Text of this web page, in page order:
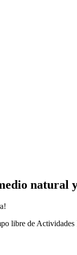
natural
libre de